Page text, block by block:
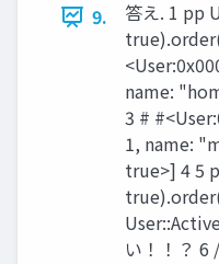
9.
答え. 1 pp
name:
3 #
1, name:
true>] 4 5
い！！？ 6